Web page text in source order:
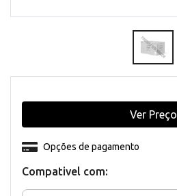
Compativel com:
Opções de pagamento
Ver Preço